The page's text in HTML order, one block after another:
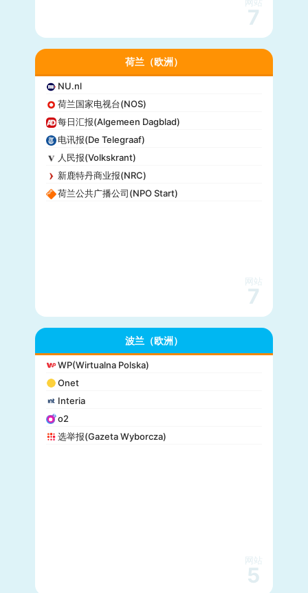
网站
7
荷兰（欧洲）
NU.nl
荷兰国家电视台(NOS)
每日汇报(Algemeen Dagblad)
电讯报(De Telegraaf)
人民报(Volkskrant)
新鹿特丹商业报(NRC)
荷兰公共广播公司(NPO Start)
网站
7
波兰（欧洲）
WP(Wirtualna Polska)
Onet
Interia
o2
选举报(Gazeta Wyborcza)
网站
5